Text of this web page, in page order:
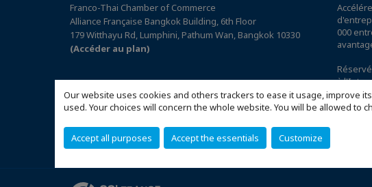
Our website uses cookies and others trackers to ease it usage, improve
used. Your choices will concern the whole website. You will be allowed
Accept all purposes Accept the essentials Customize
Franco-Thai Chamber of Commerce
Alliance Française Bangkok Building, 6th Floor
179 Witthayu Rd, Lumphini, Pathum Wan, Bangkok 10330
(Accéder au plan)
000
à